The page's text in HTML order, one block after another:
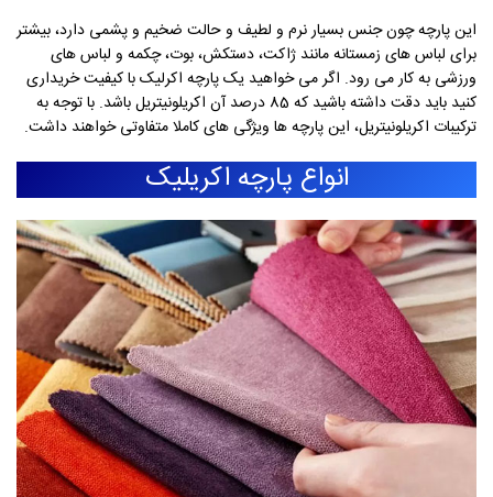
این پارچه چون جنس بسیار نرم و لطیف و حالت ضخیم و پشمی دارد، بیشتر
برای لباس های زمستانه مانند ژاکت، دستکش، بوت، چکمه و لباس های
ورزشی به کار می رود. اگر می خواهید یک پارچه اکرلیک با کیفیت خریداری
کنید باید دقت داشته باشید که 85 درصد آن اکریلونیتریل باشد. با توجه به
ترکیبات اکریلونیتریل، این پارچه ها ویژگی های کاملا متفاوتی خواهند داشت.
انواع پارچه اکریلیک